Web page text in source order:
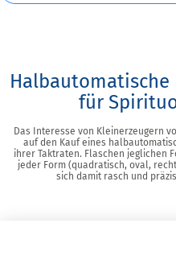
für
Das Interesse von Kleinerzeugern
auf den Kauf eines
ihrer Taktraten. Flaschen jeglichen
jeder Form (quadratisch, oval,
sich damit rasch und